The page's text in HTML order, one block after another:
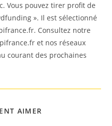
Vous pouvez tirer profit de
». Il est sélectionné
Consultez notre
et nos réseaux
courant des prochaines
AIMER